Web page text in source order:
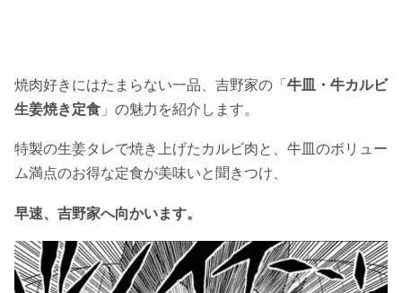
焼肉好きにはたまらない一品、吉野家の「 牛皿・牛カルビ
生姜焼き定食 」の魅力を紹介します。
特製の生姜タレで焼き上げたカルビ肉と、牛皿のボリュー
ム満点のお得な定食が美味いと聞きつけ、
早速、吉野家へ向かいます。